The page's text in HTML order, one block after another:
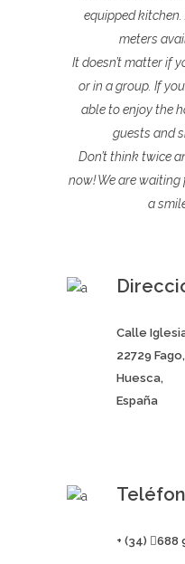
equipped
meters
It doesn’t matter if
or in a group. If
able to enjoy the
guests and
Don’t think twice
now! We are
a
Calle
22729 Fago,
Huesca,
España
+ (34) 688